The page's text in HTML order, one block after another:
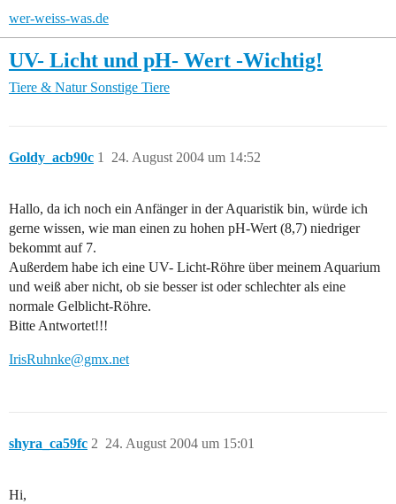
wer-weiss-was.de
UV- Licht und pH- Wert -Wichtig!
Tiere & Natur Sonstige Tiere
Goldy_acb90c 24. August 2004 um 14:52
1
Hallo, da ich noch ein Anfänger in der Aquaristik bin, würde ich
gerne wissen, wie man einen zu hohen pH-Wert (8,7) niedriger
bekommt auf 7.
Außerdem habe ich eine UV- Licht-Röhre über meinem Aquarium
und weiß aber nicht, ob sie besser ist oder schlechter als eine
normale Gelblicht-Röhre.
Bitte Antwortet!!!
IrisRuhnke@gmx.net
shyra_ca59fc 24. August 2004 um 15:01
2
Hi,